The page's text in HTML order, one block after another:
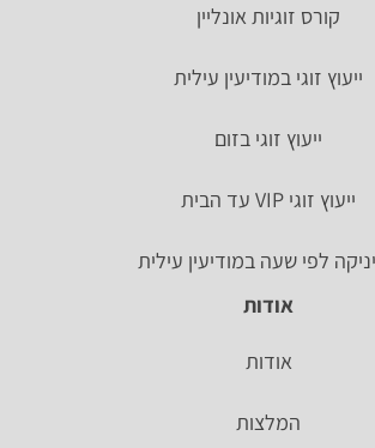
קורס זוגיות אונליין
ייעוץ זוגי במודיעין עילית
ייעוץ זוגי בזום
ייעוץ זוגי VIP עד הבית
לפי שעה במודיעין עילית
אודות
אודות
המלצות